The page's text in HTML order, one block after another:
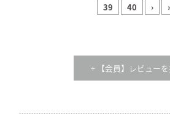
した。そのまま食べる時より、かなり
粘度高めなので、塗り広げるのは少し
ごはんにそのまま乗せるのも美味し
39 40 ›
+ 【会員】レビュー